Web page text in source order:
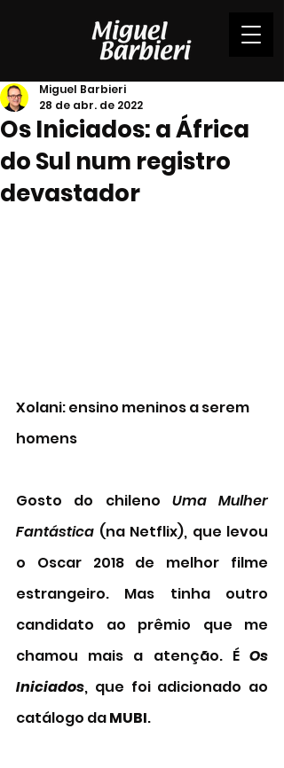
Os Iniciados: a África
do Sul num registro
devastador
Miguel Barbieri
28 de abr. de 2022
Xolani: ensino meninos a serem
homens
Gosto do chileno Uma Mulher
Fantástica (na Netflix), que levou
o Oscar 2018 de melhor filme
estrangeiro. Mas tinha outro
candidato ao prêmio que me
chamou mais a atenção. É Os
Iniciados, que foi adicionado ao
catálogo da MUBI.